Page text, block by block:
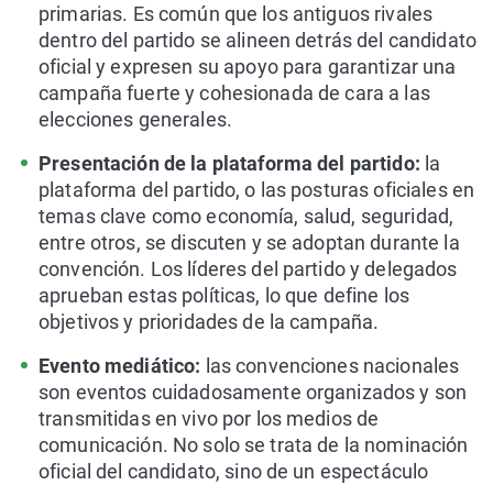
primarias. Es común que los antiguos rivales
dentro del partido se alineen detrás del candidato
oficial y expresen su apoyo para garantizar una
campaña fuerte y cohesionada de cara a las
elecciones generales.
Presentación de la plataforma del partido: la
plataforma del partido, o las posturas oficiales en
temas clave como economía, salud, seguridad,
entre otros, se discuten y se adoptan durante la
convención. Los líderes del partido y delegados
aprueban estas políticas, lo que define los
objetivos y prioridades de la campaña.
Evento mediático: las convenciones nacionales
son eventos cuidadosamente organizados y son
transmitidas en vivo por los medios de
comunicación. No solo se trata de la nominación
oficial del candidato, sino de un espectáculo